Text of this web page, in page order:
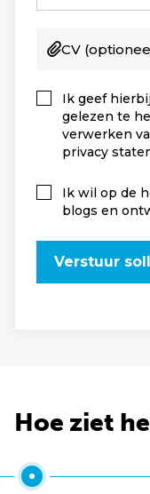
CV
Ik geef
gelezen te
verwerken
privacy
Ik wil op de
blogs en
Verstuur
Hoe ziet